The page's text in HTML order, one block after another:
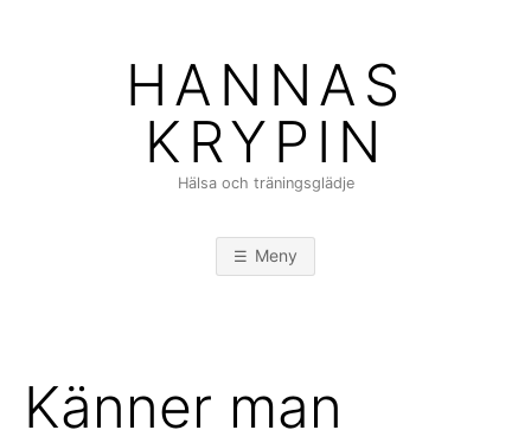
HANNAS
KRYPIN
Hälsa och träningsglädje
Meny
Känner man